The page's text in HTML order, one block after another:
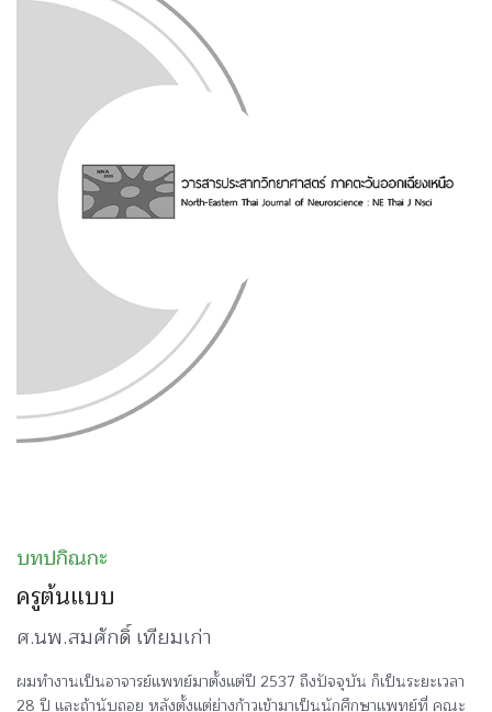
บทปกิณกะ
ครูต้นแบบ
ศ.นพ.สมศักดิ์ เทียมเก่า
ผมทำงานเป็นอาจารย์แพทย์มาตั้งแต่ปี 2537 ถึงปัจจุบัน ก็เป็นระยะเวลา
28 ปี และถ้านับถอย หลังตั้งแต่ย่างก้าวเข้ามาเป็นนักศึกษาแพทย์ที่ คณะ